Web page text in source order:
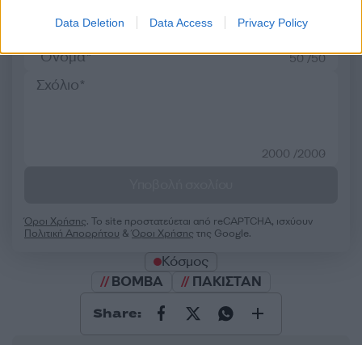
Data Deletion Data Access Privacy Policy
50 /50
2000 /2000
Όροι Χρήσης. Το site προστατεύεται από reCAPTCHA, ισχύουν
Πολιτική Απορρήτου &Όροι Χρήσης της Google.
Κόσμος
ΒΟΜΒΑ
ΠΑΚΙΣΤΑΝ
Share: